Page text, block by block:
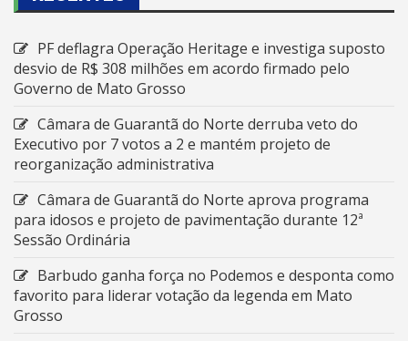
PF deflagra Operação Heritage e investiga suposto
desvio de R$ 308 milhões em acordo firmado pelo
Governo de Mato Grosso
Câmara de Guarantã do Norte derruba veto do
Executivo por 7 votos a 2 e mantém projeto de
reorganização administrativa
Câmara de Guarantã do Norte aprova programa
para idosos e projeto de pavimentação durante 12ª
Sessão Ordinária
Barbudo ganha força no Podemos e desponta como
favorito para liderar votação da legenda em Mato
Grosso